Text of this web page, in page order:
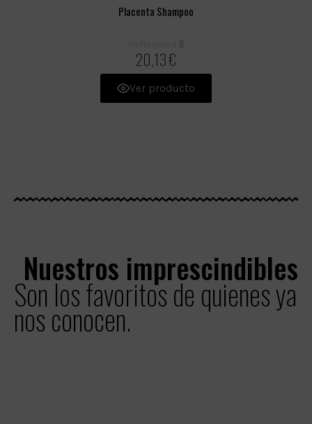
Placenta Shampoo
Referencia: 8
20,13 €
Ver producto
Nuestros imprescindibles
Son los favoritos de quienes ya
nos conocen.